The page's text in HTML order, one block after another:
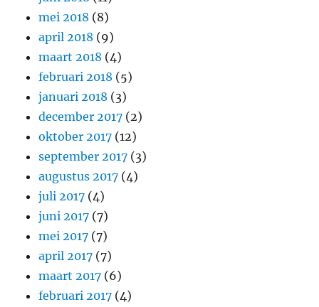
mei 2018 (8)
april 2018 (9)
maart 2018 (4)
februari 2018 (5)
januari 2018 (3)
december 2017 (2)
oktober 2017 (12)
september 2017 (3)
augustus 2017 (4)
juli 2017 (4)
juni 2017 (7)
mei 2017 (7)
april 2017 (7)
maart 2017 (6)
februari 2017 (4)